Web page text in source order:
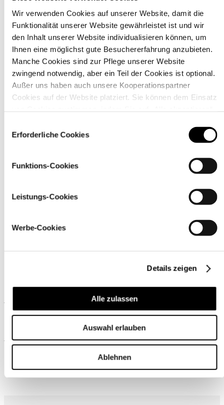
Wir verwenden Cookies auf unserer Website, damit die
Funktionalität unserer Website gewährleistet ist und wir
den Inhalt unserer Website individualisieren können, um
Ihnen eine möglichst gute Besuchererfahrung anzubieten.
Manche Cookies sind zur Pflege unserer Website
zwingend notwendig, aber ein Teil der Cookies ist optional.
Außer uns haben auch unsere Kooperationspartner
Cookies auf der Website platziert. Sie können dem Einsatz
über den Link „Cookie-Einstellungen
Erforderliche Cookies
Funktions-Cookies
Leistungs-Cookies
Werbe-Cookies
Details zeigen
Alle zulassen
Auswahl erlauben
Ablehnen
Material
Pflegehinweise
Ähnliche Produkte
Wird oft zusammen gekauft